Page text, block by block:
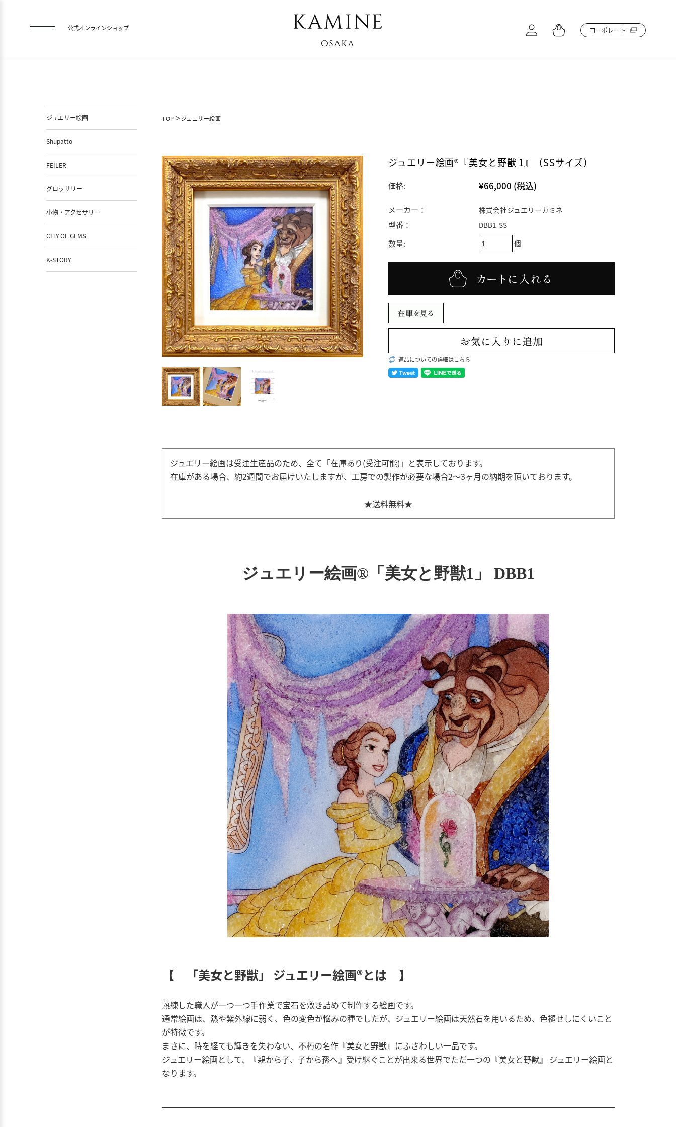
公式オンラインショップ コーポレート
TOP ジュエリー絵画
ジュエリー絵画®『美女と野獣 1』（SSサイズ）
価格: ¥66,000 (税込)
メーカー： 株式会社ジュエリーカミネ
型番： DBB1-SS
数量: 個
返品についての詳細はこちら
ジュエリー絵画は受注生産品のため、全て「在庫あり(受注可能)」と表示しております。
在庫がある場合、約2週間でお届けいたしますが、工房での製作が必要な場合2～3ヶ月の納期を頂いております。
★送料無料★
ジュエリー絵画®「美女と野獣1」 DBB1
【 「美女と野獣」 ジュエリー絵画®とは 】
熟練した職人が一つ一つ手作業で宝石を敷き詰めて制作する絵画です。
通常絵画は、熱や紫外線に弱く、色の変色が悩みの種でしたが、ジュエリー絵画は天然石を用いるため、色褪せしにくいこと
が特徴です。
まさに、時を経ても輝きを失わない、不朽の名作『美女と野獣』にふさわしい一品です。
ジュエリー絵画として、『親から子、子から孫へ』受け継ぐことが出来る世界でただ一つの『美女と野獣』 ジュエリー絵画と
なります。
ジュエリー絵画
Shupatto
FEILER
グロッサリー
小物・アクセサリー
CITY OF GEMS
K-STORY